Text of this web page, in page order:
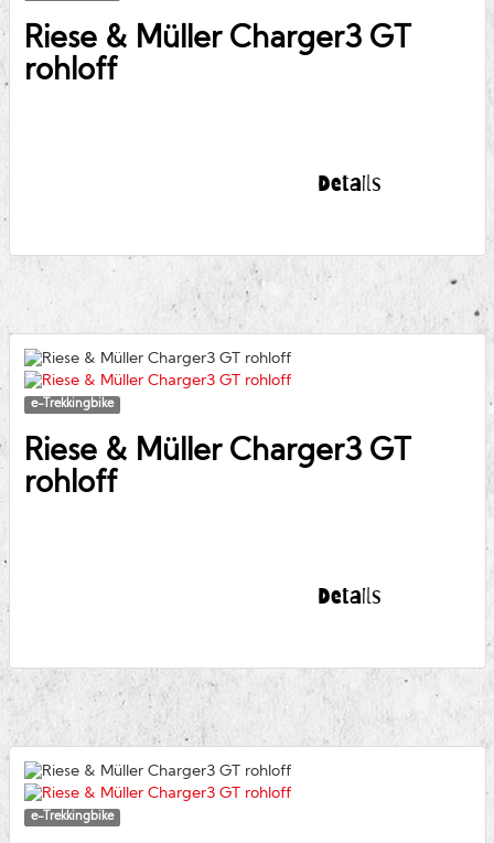
Riese & MüllerCharger3 GT
rohloff
Details
e-Trekkingbike
Riese & MüllerCharger3 GT
rohloff
Details
e-Trekkingbike